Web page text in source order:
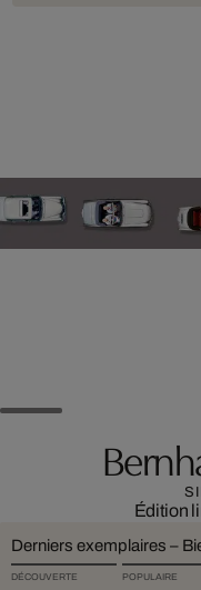
Édition
Derniers exemplaires –
DÉCOUVERTE POPULAIRE